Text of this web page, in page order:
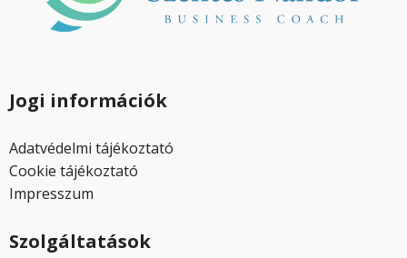
Jogi információk
Adatvédelmi tájékoztató
Cookie tájékoztató
Impresszum
Szolgáltatások